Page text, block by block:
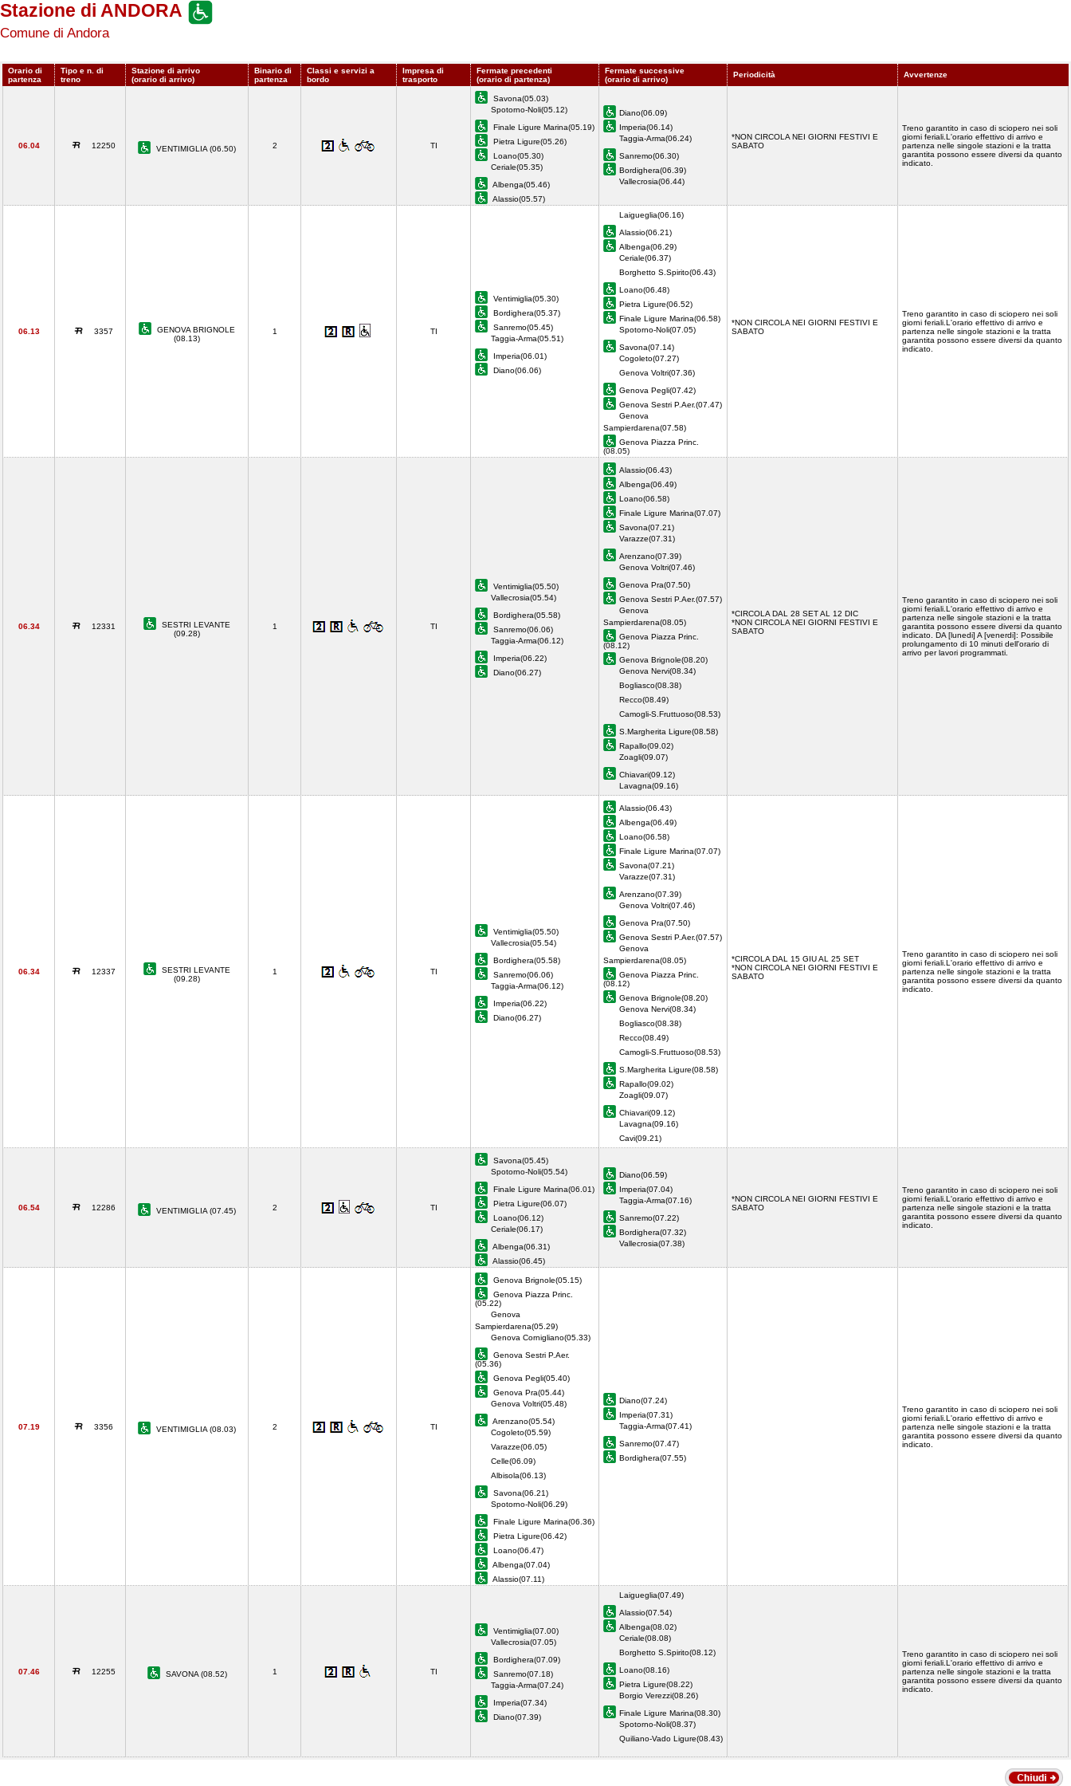
Stazione di ANDORA
Comune di Andora
Orario di
partenza
Tipo e n. di
treno
Stazione di arrivo
(orario di arrivo)
Binario di
partenza
Classi e servizi a
bordo
Impresa di
trasporto
Fermate precedenti
(orario di partenza)
Fermate successive
(orario di arrivo)
Periodicità Avvertenze
06.04 12250 VENTIMIGLIA (06.50) 2 TI
Savona(05.03)
Spotorno-Noli(05.12)
Finale Ligure Marina(05.19)
Pietra Ligure(05.26)
Loano(05.30)
Ceriale(05.35)
Albenga(05.46)
Alassio(05.57)
Diano(06.09)
Imperia(06.14)
Taggia-Arma(06.24)
Sanremo(06.30)
Bordighera(06.39)
Vallecrosia(06.44)
*NON CIRCOLA NEI GIORNI FESTIVI E
SABATO
Treno garantito in caso di sciopero nei soli
giorni feriali.L'orario effettivo di arrivo e
partenza nelle singole stazioni e la tratta
garantita possono essere diversi da quanto
indicato.
06.13 3357
GENOVA BRIGNOLE
(08.13)
1 TI
Ventimiglia(05.30)
Bordighera(05.37)
Sanremo(05.45)
Taggia-Arma(05.51)
Imperia(06.01)
Diano(06.06)
Laigueglia(06.16)
Alassio(06.21)
Albenga(06.29)
Ceriale(06.37)
Borghetto S.Spirito(06.43)
Loano(06.48)
Pietra Ligure(06.52)
Finale Ligure Marina(06.58)
Spotorno-Noli(07.05)
Savona(07.14)
Cogoleto(07.27)
Genova Voltri(07.36)
Genova Pegli(07.42)
Genova Sestri P.Aer.(07.47)
Genova
Sampierdarena(07.58)
Genova Piazza Princ.
(08.05)
*NON CIRCOLA NEI GIORNI FESTIVI E
SABATO
Treno garantito in caso di sciopero nei soli
giorni feriali.L'orario effettivo di arrivo e
partenza nelle singole stazioni e la tratta
garantita possono essere diversi da quanto
indicato.
06.34 12331
SESTRI LEVANTE
(09.28)
1 TI
Ventimiglia(05.50)
Vallecrosia(05.54)
Bordighera(05.58)
Sanremo(06.06)
Taggia-Arma(06.12)
Imperia(06.22)
Diano(06.27)
Alassio(06.43)
Albenga(06.49)
Loano(06.58)
Finale Ligure Marina(07.07)
Savona(07.21)
Varazze(07.31)
Arenzano(07.39)
Genova Voltri(07.46)
Genova Pra(07.50)
Genova Sestri P.Aer.(07.57)
Genova
Sampierdarena(08.05)
Genova Piazza Princ.
(08.12)
Genova Brignole(08.20)
Genova Nervi(08.34)
Bogliasco(08.38)
Recco(08.49)
Camogli-S.Fruttuoso(08.53)
S.Margherita Ligure(08.58)
Rapallo(09.02)
Zoagli(09.07)
Chiavari(09.12)
Lavagna(09.16)
*CIRCOLA DAL 28 SET AL 12 DIC
*NON CIRCOLA NEI GIORNI FESTIVI E
SABATO
Treno garantito in caso di sciopero nei soli
giorni feriali.L'orario effettivo di arrivo e
partenza nelle singole stazioni e la tratta
garantita possono essere diversi da quanto
indicato. DA [lunedi] A [venerdi]: Possibile
prolungamento di 10 minuti dell'orario di
arrivo per lavori programmati.
06.34 12337
SESTRI LEVANTE
(09.28)
1 TI
Ventimiglia(05.50)
Vallecrosia(05.54)
Bordighera(05.58)
Sanremo(06.06)
Taggia-Arma(06.12)
Imperia(06.22)
Diano(06.27)
Alassio(06.43)
Albenga(06.49)
Loano(06.58)
Finale Ligure Marina(07.07)
Savona(07.21)
Varazze(07.31)
Arenzano(07.39)
Genova Voltri(07.46)
Genova Pra(07.50)
Genova Sestri P.Aer.(07.57)
Genova
Sampierdarena(08.05)
Genova Piazza Princ.
(08.12)
Genova Brignole(08.20)
Genova Nervi(08.34)
Bogliasco(08.38)
Recco(08.49)
Camogli-S.Fruttuoso(08.53)
S.Margherita Ligure(08.58)
Rapallo(09.02)
Zoagli(09.07)
Chiavari(09.12)
Lavagna(09.16)
Cavi(09.21)
*CIRCOLA DAL 15 GIU AL 25 SET
*NON CIRCOLA NEI GIORNI FESTIVI E
SABATO
Treno garantito in caso di sciopero nei soli
giorni feriali.L'orario effettivo di arrivo e
partenza nelle singole stazioni e la tratta
garantita possono essere diversi da quanto
indicato.
06.54 12286 VENTIMIGLIA (07.45) 2 TI
Savona(05.45)
Spotorno-Noli(05.54)
Finale Ligure Marina(06.01)
Pietra Ligure(06.07)
Loano(06.12)
Ceriale(06.17)
Albenga(06.31)
Alassio(06.45)
Diano(06.59)
Imperia(07.04)
Taggia-Arma(07.16)
Sanremo(07.22)
Bordighera(07.32)
Vallecrosia(07.38)
*NON CIRCOLA NEI GIORNI FESTIVI E
SABATO
Treno garantito in caso di sciopero nei soli
giorni feriali.L'orario effettivo di arrivo e
partenza nelle singole stazioni e la tratta
garantita possono essere diversi da quanto
indicato.
07.19 3356 VENTIMIGLIA (08.03) 2 TI
Genova Brignole(05.15)
Genova Piazza Princ.
(05.22)
Genova
Sampierdarena(05.29)
Genova Cornigliano(05.33)
Genova Sestri P.Aer.
(05.36)
Genova Pegli(05.40)
Genova Pra(05.44)
Genova Voltri(05.48)
Arenzano(05.54)
Cogoleto(05.59)
Varazze(06.05)
Celle(06.09)
Albisola(06.13)
Savona(06.21)
Spotorno-Noli(06.29)
Finale Ligure Marina(06.36)
Pietra Ligure(06.42)
Loano(06.47)
Albenga(07.04)
Alassio(07.11)
Diano(07.24)
Imperia(07.31)
Taggia-Arma(07.41)
Sanremo(07.47)
Bordighera(07.55)
Treno garantito in caso di sciopero nei soli
giorni feriali.L'orario effettivo di arrivo e
partenza nelle singole stazioni e la tratta
garantita possono essere diversi da quanto
indicato.
07.46 12255 SAVONA (08.52) 1 TI
Ventimiglia(07.00)
Vallecrosia(07.05)
Bordighera(07.09)
Sanremo(07.18)
Taggia-Arma(07.24)
Imperia(07.34)
Diano(07.39)
Laigueglia(07.49)
Alassio(07.54)
Albenga(08.02)
Ceriale(08.08)
Borghetto S.Spirito(08.12)
Loano(08.16)
Pietra Ligure(08.22)
Borgio Verezzi(08.26)
Finale Ligure Marina(08.30)
Spotorno-Noli(08.37)
Quiliano-Vado Ligure(08.43)
Treno garantito in caso di sciopero nei soli
giorni feriali.L'orario effettivo di arrivo e
partenza nelle singole stazioni e la tratta
garantita possono essere diversi da quanto
indicato.